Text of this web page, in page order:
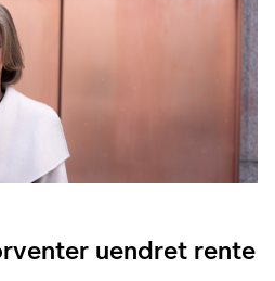
uendret rente